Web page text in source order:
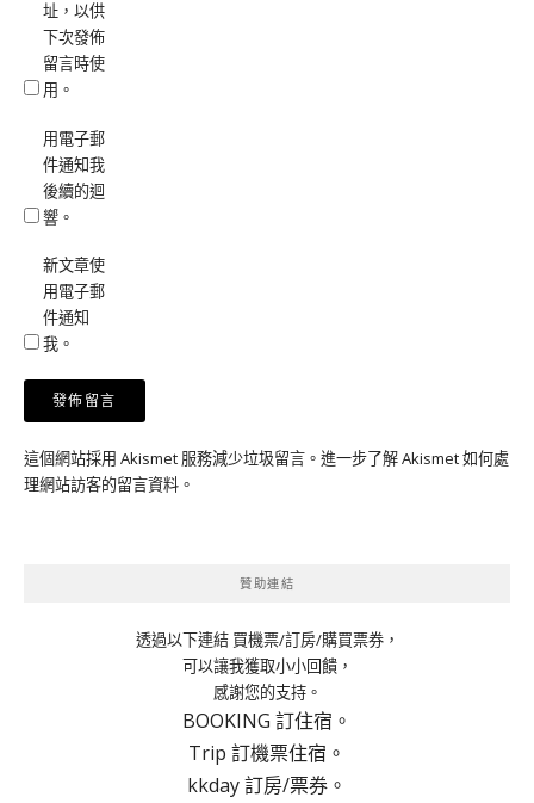
址，以供
下次發佈
留言時使
用。
用電子郵
件通知我
後續的迴
響。
新文章使
用電子郵
件通知
我。
這個網站採用 Akismet 服務減少垃圾留言。 進一步了解 Akismet 如何處
理網站訪客的留言資料 。
贊助連結
透過以下連結 買機票/訂房/購買票券，
可以讓我獲取小小回饋，
感謝您的支持。
BOOKING 訂住宿。
Trip 訂機票住宿。
kkday 訂房/票券。